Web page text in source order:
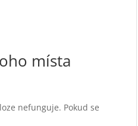
místa
nefunguje. Pokud se